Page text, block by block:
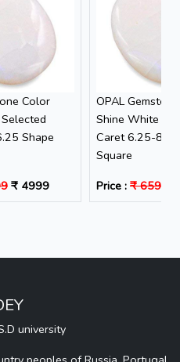
Color
Shape
₹ 4999
OPAL
Shine White
Caret 6.25-
Square
Price : ₹ 6599
university